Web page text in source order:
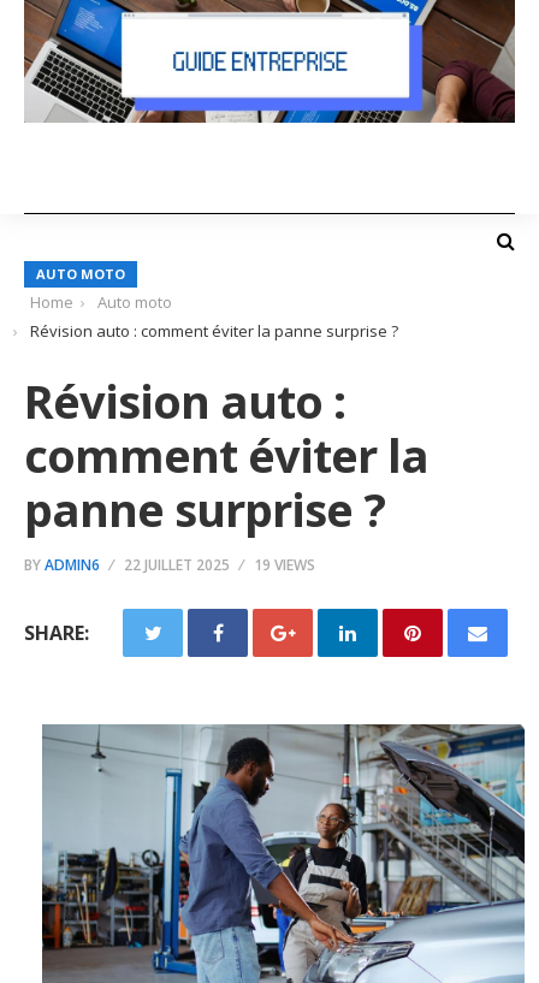
AUTO MOTO
Home
Auto moto
Révision auto : comment éviter la panne surprise ?
Révision auto :
comment éviter la
panne surprise ?
BYADMIN6 22 JUILLET 2025 19 VIEWS
SHARE: